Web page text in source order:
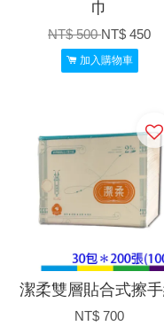
巾
NT$ 500NT$ 450
加入購物車
潔柔雙層貼合式擦
NT$ 700